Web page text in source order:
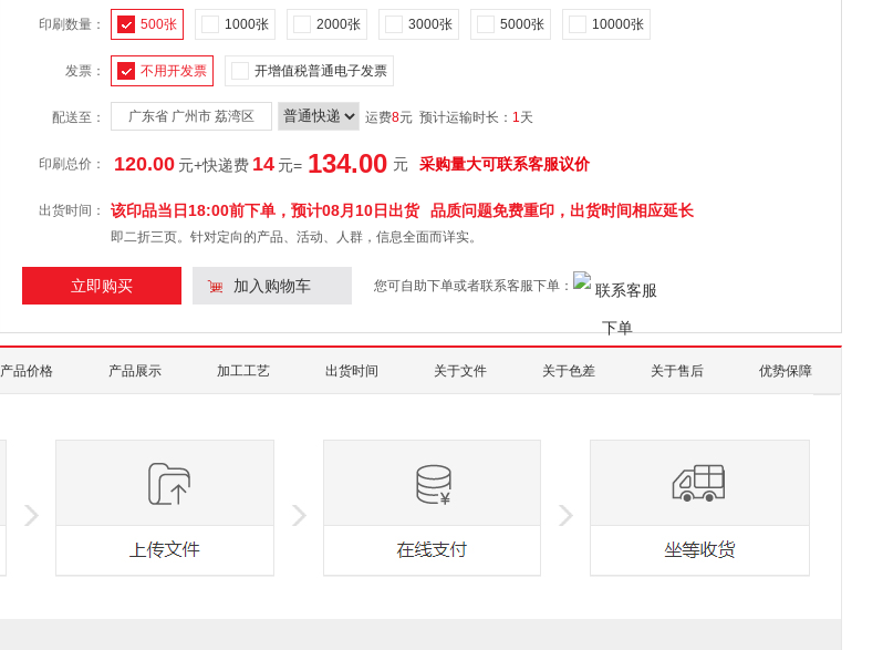
印刷数量： 500张 1000张 2000张 3000张 5000张 10000张
发票： 不用开发票 开增值税普通电子发票
配送至： 广东省 广州市 荔湾区 运费8元 预计运输时长： 1天
印刷总价： 120.00 元+快递费 14 元= 134.00 元 采购量大可联系客服议价
出货时间： 该印品当日18:00前下单，预计08月10日 出货 品质问题免费重印，出货时间相应延长
即二折三页。针对定向的产品、活动、人群，信息全面而详实。
立即购买 加入购物车 您可自助下单或者联系客服下单：
产品价格 产品展示 加工工艺 出货时间 关于文件 关于色差 关于售后 优势保障